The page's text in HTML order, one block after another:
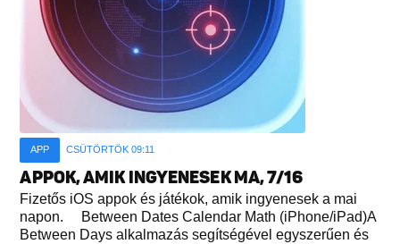
APP CSÜTÖRTÖK 09:11
APPOK, AMIK INGYENESEK MA, 7/16
Fizetős iOS appok és játékok, amik ingyenesek a mai
napon. Between Dates Calendar Math (iPhone/iPad)A
Between Days alkalmazás segítségével egyszerűen és